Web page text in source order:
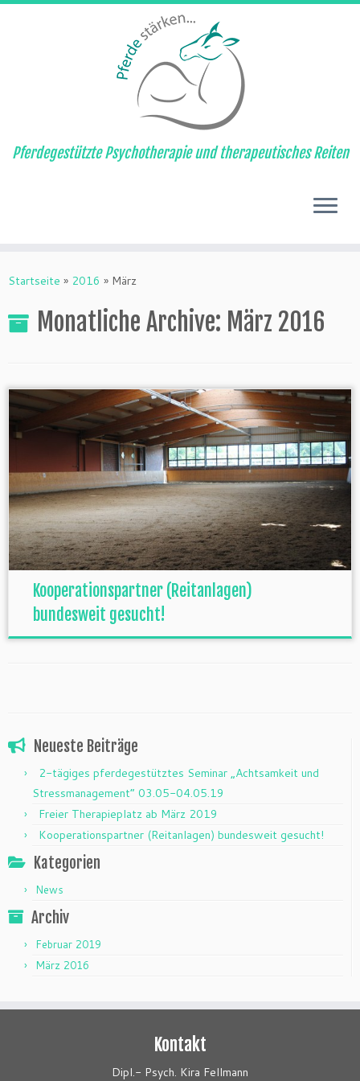
Inhalt
Pferdegestützte Psychotherapie und therapeutisches Reiten
Startseite » 2016 » März
Monatliche Archive: März 2016
Kooperationspartner (Reitanlagen)
bundesweit gesucht!
Neueste Beiträge
2-tägiges pferdegestütztes Seminar „Achtsamkeit und
Stressmanagement“ 03.05-04.05.19
Freier Therapieplatz ab März 2019
Kooperationspartner (Reitanlagen) bundesweit gesucht!
Kategorien
News
Archiv
Februar 2019
März 2016
Kontakt
Dipl.- Psych. Kira Fellmann